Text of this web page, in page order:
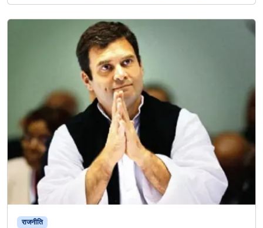
राजनीति